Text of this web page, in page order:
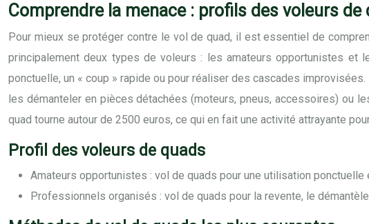
Comprendre la menace : profils des voleurs
Pour mieux se protéger contre le vol de quad, il est essentiel de
principalement deux types de voleurs : les amateurs opportunistes et
ponctuelle, un « coup » rapide ou pour réaliser des cascades
les démanteler en pièces détachées (moteurs, pneus, accessoires) ou
quad tourne autour de 2500 euros, ce qui en fait une activité attrayante
Profil des voleurs de quads
Amateurs opportunistes : vol de quads pour une utilisation ponctuelle
Professionnels organisés : vol de quads pour la revente, le